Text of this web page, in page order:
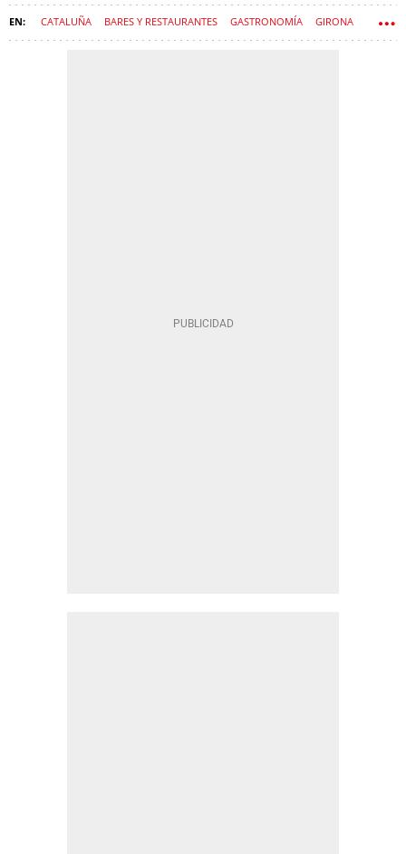
CATALUÑA BARES Y RESTAURANTES GASTRONOMÍA GIRONA